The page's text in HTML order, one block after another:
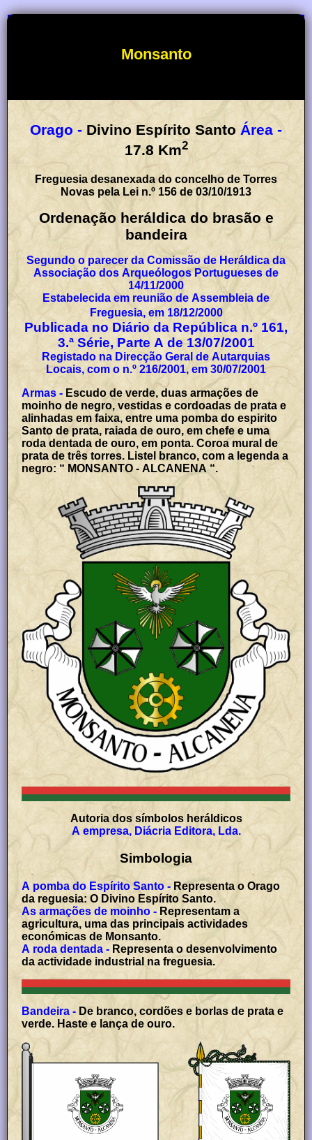
Monsanto
Orago - Divino Espírito Santo
Área -
17.8 Km2
Freguesia desanexada do concelho de Torres
Novas pela Lei n.º 156 de 03/10/1913
Ordenação heráldica do brasão e
bandeira
Segundo o parecer da Comissão de Heráldica da
Associação dos Arqueólogos Portugueses de
14/11/2000
Estabelecida em reunião de Assembleia de
Freguesia, em 18/12/2000
Publicada no Diário da República n.º 161,
3.ª Série, Parte A de 13/07/2001
Registado na Direcção Geral de Autarquias
Locais, com o n.º 216/2001, em 30/07/2001
Armas - Escudo de verde, duas armações de
moinho de negro, vestidas e cordoadas de prata e
alinhadas em faixa, entre uma pomba do espirito
Santo de prata, raiada de ouro, em chefe e uma
roda dentada de ouro, em ponta. Coroa mural de
prata de três torres. Listel branco, com a legenda a
negro: “ MONSANTO - ALCANENA “.
Autoria dos símbolos heráldicos
A empresa, Diácria Editora, Lda.
Simbologia
A pomba do Espírito Santo - Representa o Orago
da reguesia: O Divino Espírito Santo.
As armações de moinho - Representam a
agricultura, uma das principais actividades
económicas de Monsanto.
A roda dentada - Representa o desenvolvimento
da actividade industrial na freguesia.
Bandeira - De branco, cordões e borlas de prata e
verde. Haste e lança de ouro.